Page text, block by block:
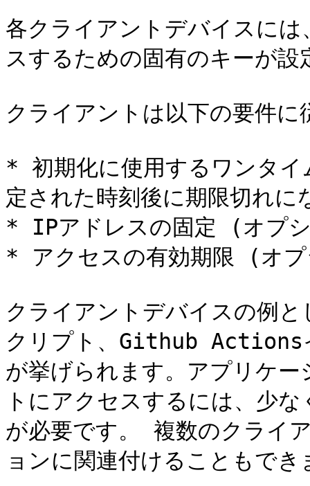
各クライアントデバイスに
スするための固有のキーが設
クライアントは以下の要件に
* 初期化に使用するワンタイ
定された時刻後に期限切れ
* IPアドレスの固定 (オプ
* アクセスの有効期限 (オプ
クライアントデバイスの例
クリプト、Github Actions
が挙げられます。アプリケ
トにアクセスするには、少
が必要です。 複数のクライ
ョンに関連付けることもでき